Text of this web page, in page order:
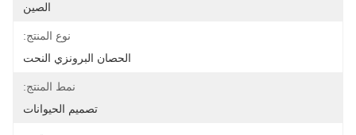
الصين
نوع المنتج:
الحصان البرونزي النحت
نمط المنتج:
تصميم الحيوانات